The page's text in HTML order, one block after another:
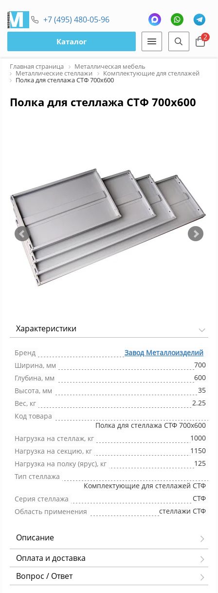
+7 (495) 480-05-96
Каталог 2
Главная страница Металлическая мебель
Металлические стеллажи Комплектующие для стеллажей
Полка для стеллажа СТФ 700x600
Полка для стеллажа СТФ 700x600
Характеристики
Бренд
Завод Металлоизделий
Ширина, мм
700
Глубина, мм
600
Высота, мм
35
Вес, кг
2.25
Код товара
Полка для стеллажа СТФ 700x600
Нагрузка на стеллаж, кг
1000
Нагрузка на секцию, кг
1150
Нагрузка на полку (ярус), кг
125
Тип стеллажа
Комплектующие для стеллажей СТФ
Серия стеллажа
СТФ
Область применения
стеллажи СТФ
Описание
Оплата и доставка
Вопрос / Ответ